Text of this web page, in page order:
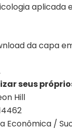
aplicada
da capa
seus
Hill
Econômica /